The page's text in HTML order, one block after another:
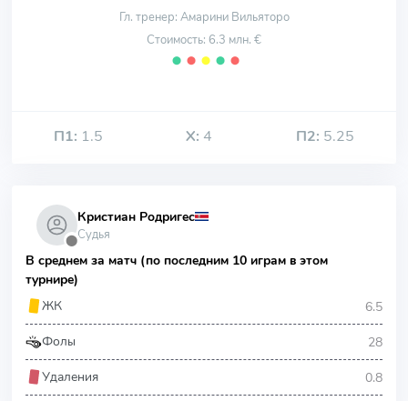
Гл. тренер: Амарини Вильяторо
Стоимость: 6.3 млн. €
⬤ ⬤ ⬤ ⬤ ⬤
П1: 1.5 Х: 4 П2: 5.25
⬤
Кристиан Родригес
Судья
В среднем за матч (по последним 10 играм в этом
турнире)
ЖК
6.5
Фолы 28
Удаления 0.8